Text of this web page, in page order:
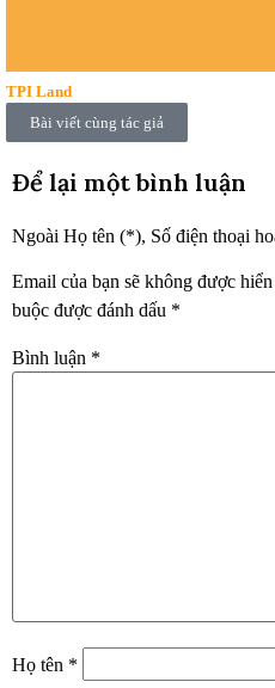
TPI Land
Bài viết cùng tác giả
Để lại một bình luận
Ngoài Họ tên (*), Số điện thoại
Email của bạn sẽ không được
buộc được đánh dấu *
Bình luận *
Họ tên *